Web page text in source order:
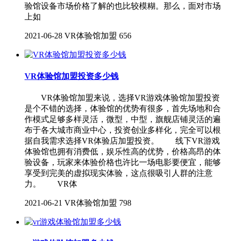
验馆设备市场价格了解的也比较模糊。那么，面对市场
上如
2021-06-28 VR体验馆加盟 656
VR体验馆加盟投资多少钱
VR体验馆加盟来说，选择VR游戏体验馆加盟投资
是个不错的选择，体验馆的优势有很多，首先场地和合
作模式足够多样灵活，微型，中型，旗舰店铺灵活的遍
布于各大城市商业中心，投资创业多样化，完全可以根
据自我需求选择VR体验店加盟投资。 线下VR游戏
体验馆也拥有消费低，娱乐性高的优势，价格高昂的体
验设备，玩家来体验价格也许比一场电影要便宜，能够
享受到完美的虚拟现实体验，这点很吸引人群的注意
力。 VR体
2021-06-21 VR体验馆加盟 798